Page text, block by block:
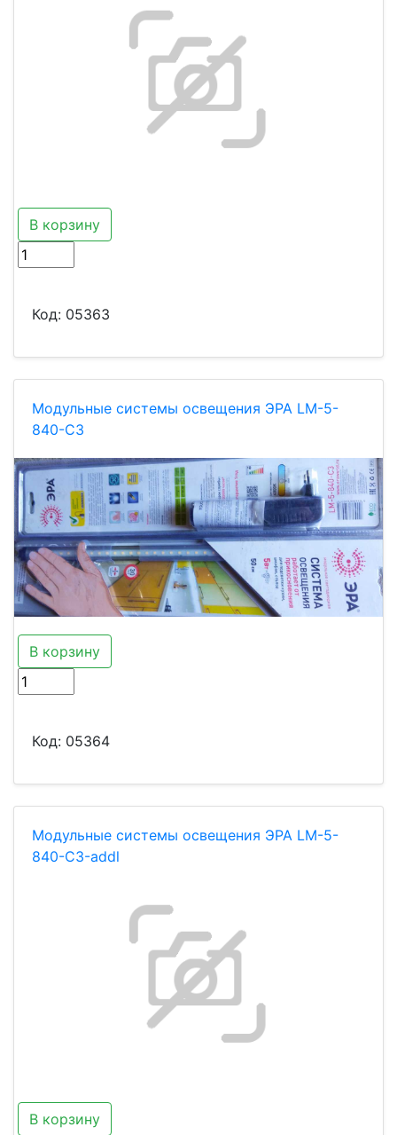
В корзину
Код: 05363
Модульные системы освещения ЭРА LМ-5-
840-С3
В корзину
Код: 05364
Модульные системы освещения ЭРА LМ-5-
840-С3-addl
В корзину